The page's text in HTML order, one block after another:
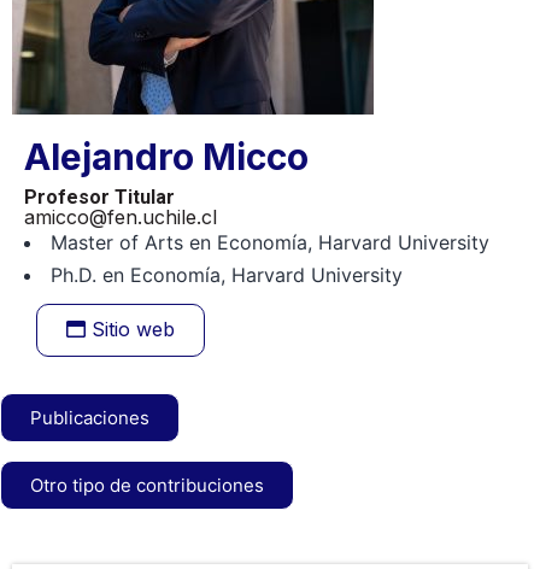
Alejandro Micco
Profesor Titular
amicco@fen.uchile.cl
Master of Arts en Economía, Harvard University
Ph.D. en Economía, Harvard University
Sitio web
Publicaciones
Otro tipo de contribuciones